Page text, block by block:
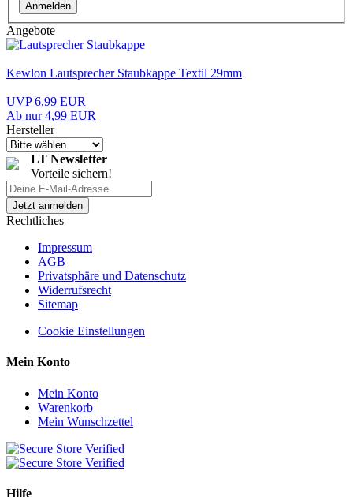
Anmelden
Angebote
Kewlon Lautsprecher Staubkappe Textil 29mm
UVP 6,99 EUR
Ab nur 4,99 EUR
Hersteller
LT Newsletter
Vorteile sichern!
Rechtliches
Impressum
AGB
Privatsphäre und Datenschutz
Widerrufsrecht
Sitemap
Cookie Einstellungen
Mein Konto
Mein Konto
Warenkorb
Mein Wunschzettel
Hilfe